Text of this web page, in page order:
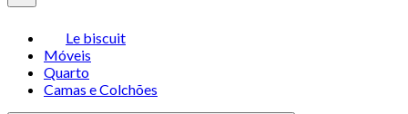
Le biscuit
Móveis
Quarto
Camas e Colchões